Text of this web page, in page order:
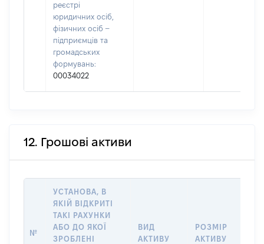
реєстрі
юридичних осіб,
фізичних осіб –
підприємців та
громадських
формувань:
00034022
12. Грошові активи
№
УСТАНОВА, В
ЯКІЙ ВІДКРИТІ
ТАКІ РАХУНКИ
АБО ДО ЯКОЇ
ЗРОБЛЕНІ
ВИД
АКТИВУ
РОЗМІР
АКТИВУ